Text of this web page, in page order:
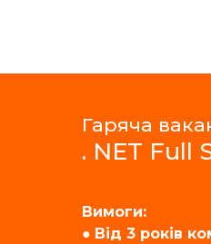
Гаряча
. NET Full
Вимоги:
● Від 3 років